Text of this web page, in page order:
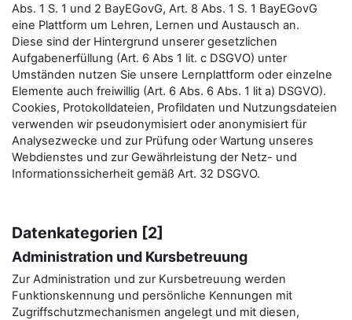
Abs. 1 S. 1 und 2 BayEGovG, Art. 8 Abs. 1 S. 1 BayEGovG
eine Plattform um Lehren, Lernen und Austausch an.
Diese sind der Hintergrund unserer gesetzlichen
Aufgabenerfüllung (Art. 6 Abs 1 lit. c DSGVO) unter
Umständen nutzen Sie unsere Lernplattform oder einzelne
Elemente auch freiwillig (Art. 6 Abs. 6 Abs. 1 lit a) DSGVO).
Cookies, Protokolldateien, Profildaten und Nutzungsdateien
verwenden wir pseudonymisiert oder anonymisiert für
Analysezwecke und zur Prüfung oder Wartung unseres
Webdienstes und zur Gewährleistung der Netz- und
Informationssicherheit gemäß Art. 32 DSGVO.
Datenkategorien [2]
Administration und Kursbetreuung
Zur Administration und zur Kursbetreuung werden
Funktionskennung und persönliche Kennungen mit
Zugriffschutzmechanismen angelegt und mit diesen,